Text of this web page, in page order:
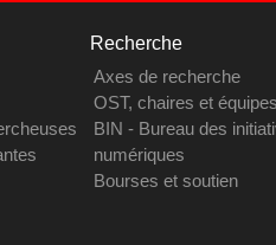
Recherche
Axes de recherche
OST, chaires et équipes
BIN - Bureau des
numériques
Bourses et soutien